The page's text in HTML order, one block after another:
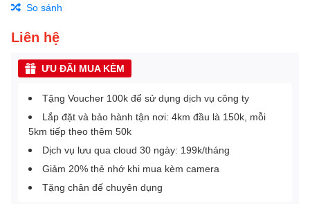
So sánh
Liên hệ
ƯU ĐÃI MUA KÈM
Tặng Voucher 100k để sử dụng dịch vụ công ty
Lắp đặt và bảo hành tận nơi: 4km đầu là 150k, mỗi
5km tiếp theo thêm 50k
Dịch vụ lưu qua cloud 30 ngày: 199k/tháng
Giảm 20% thẻ nhớ khi mua kèm camera
Tặng chân đế chuyên dụng